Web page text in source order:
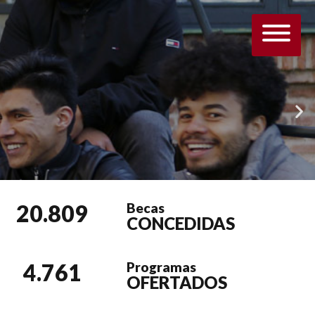
20.809 Becas
CONCEDIDAS
4.761 Programas
OFERTADOS